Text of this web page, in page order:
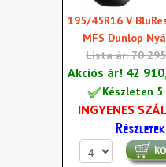
195/45R16 V
MFS Dunlop
Lista ár: 70
Akciós ár! 42
Készleten 5
INGYENES